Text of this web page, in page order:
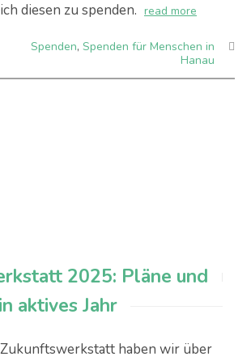
diesen zu spenden. read more
Spenden, Spenden für Menschen in
Hanau
2025: Pläne und
aktives Jahr
Zukunftswerkstatt haben wir über